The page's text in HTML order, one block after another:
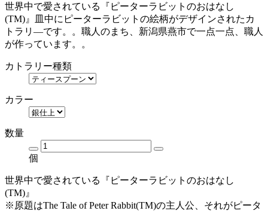
世界中で愛されている『ピーターラビットのおはなし
(TM)』皿中にピーターラビットの絵柄がデザインされたカ
トラリ―です。。職人のまち、新潟県燕市で一点一点、職人
が作っています。。
カトラリー種類
カラー
数量
個
世界中で愛されている『ピーターラビットのおはなし
(TM)』
※原題はThe Tale of Peter Rabbit(TM)の主人公、それがピータ